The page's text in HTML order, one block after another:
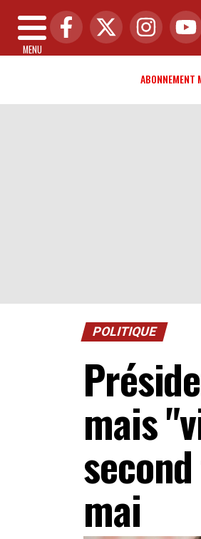
MENU
ABONNEMENT
POLITIQUE
mais
mai